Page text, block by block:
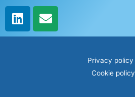
Privacy policy
Cookie policy